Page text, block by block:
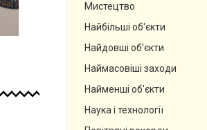
Мистецтво
Найбільші об'єкти
Найдовші об'єкти
Наймасовіші заходи
Найменші об'єкти
Наука і технології